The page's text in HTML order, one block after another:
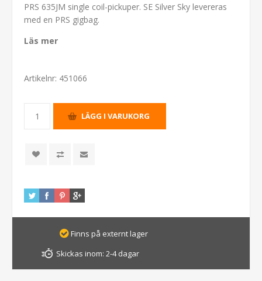
PRS 635JM single coil-pickuper. SE Silver Sky levereras
med en PRS gigbag.
Läs mer
Artikelnr: 451066
Finns på externt lager
Skickas inom: 2-4 dagar